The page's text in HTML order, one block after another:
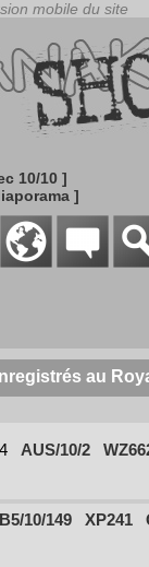
10/10 ]
]
au
AUS/10/2
B5/10/149 XP241